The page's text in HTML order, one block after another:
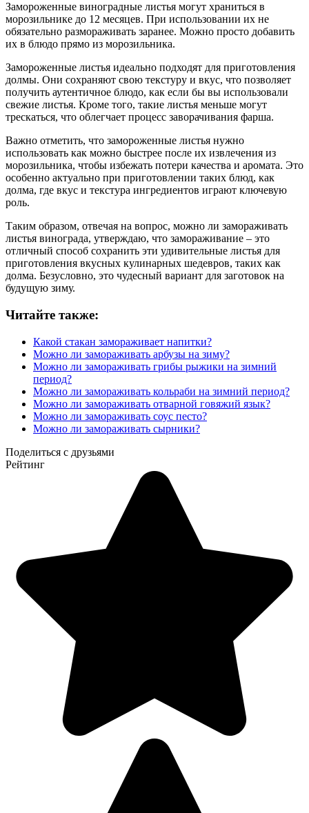
Замороженные виноградные листья могут храниться в
морозильнике до 12 месяцев. При использовании их не
обязательно размораживать заранее. Можно просто добавить
их в блюдо прямо из морозильника.
Замороженные листья идеально подходят для приготовления
долмы. Они сохраняют свою текстуру и вкус, что позволяет
получить аутентичное блюдо, как если бы вы использовали
свежие листья. Кроме того, такие листья меньше могут
трескаться, что облегчает процесс заворачивания фарша.
Важно отметить, что замороженные листья нужно
использовать как можно быстрее после их извлечения из
морозильника, чтобы избежать потери качества и аромата. Это
особенно актуально при приготовлении таких блюд, как
долма, где вкус и текстура ингредиентов играют ключевую
роль.
Таким образом, отвечая на вопрос, можно ли замораживать
листья винограда, утверждаю, что замораживание – это
отличный способ сохранить эти удивительные листья для
приготовления вкусных кулинарных шедевров, таких как
долма. Безусловно, это чудесный вариант для заготовок на
будущую зиму.
Читайте также:
Какой стакан замораживает напитки?
Можно ли замораживать арбузы на зиму?
Можно ли замораживать грибы рыжики на зимний
период?
Можно ли замораживать кольраби на зимний период?
Можно ли замораживать отварной говяжий язык?
Можно ли замораживать соус песто?
Можно ли замораживать сырники?
Поделиться с друзьями
Рейтинг